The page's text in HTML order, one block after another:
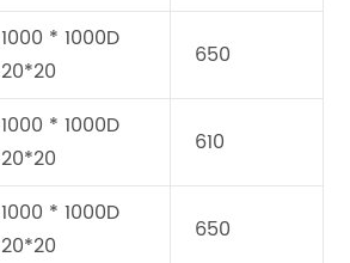
1000 * 1000D
20*20
650
1000 * 1000D
20*20
610
1000 * 1000D
20*20
650